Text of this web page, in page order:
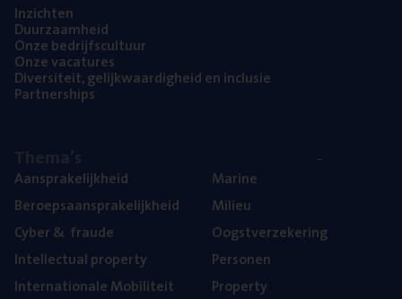
Inzich­ten
Duur­zaam­heid
Onze bedrijfs­cul­tuur
Onze vaca­tu­res
Diver­si­teit, gelijk­waar­dig­heid en inclusie
Part­ner­ships
Aan­spra­ke­lijk­heid
Beroeps­aan­spra­ke­lijk­heid
Cyber& fraude
Intel­lec­tu­al property
Inter­na­ti­o­na­le Mobiliteit
Mari­ne
Mili­eu
Oogst­ver­ze­ke­ring
Per­so­nen
Pro­per­ty